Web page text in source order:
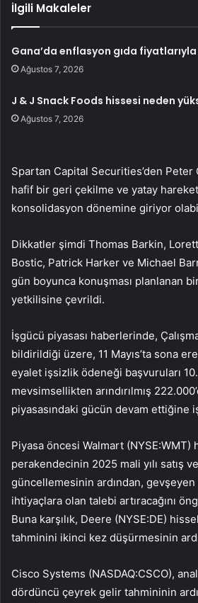
İlgili Makaleler
Gana’da enflasyon gıda
Ağustos 7, 2026
J & J Snack Foods hissesi neden
Ağustos 7, 2026
Spartan Capital Securities’den Peter
hafif bir geri çekilme ve yatay
konsolidasyon dönemine giriyor
Dikkatler şimdi Thomas Barkin,
Bostic, Patrick Harker ve Michael
gün boyunca konuşması planlanan
yetkilisine çevrildi.
İşgücü piyasası haberlerinde,
bildirildiği üzere, 11 Mayıs’ta sona
eyalet işsizlik ödeneği başvuruları
mevsimsellikten arındırılmış
piyasasındaki gücün devam ettiğine
Piyasa öncesi Walmart (NYSE:WMT)
perakendecinin 2025 mali yılı satış
güncellemesinin ardından,
ihtiyaçlara olan talebi artıracağını
Buna karşılık, Deere (NYSE:DE)
tahminini ikinci kez düşürmesinin
Cisco Systems (NASDAQ:CSCO),
dördüncü çeyrek gelir tahmininin